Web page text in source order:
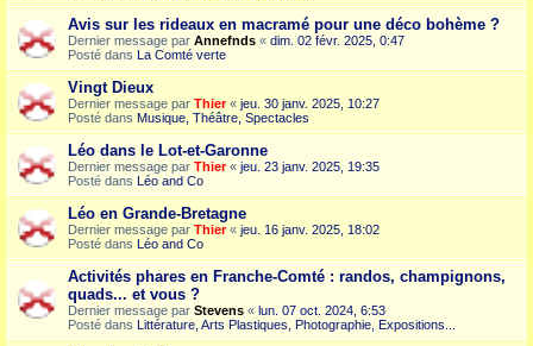
Avis sur les rideaux en macramé pour une déco bohème ?
Dernier message par Annefnds « dim. 02 févr. 2025, 0:47
Posté dans La Comté verte
Vingt Dieux
Dernier message par Thier« jeu. 30 janv. 2025, 10:27
Posté dans Musique, Théâtre, Spectacles
Léo dans le Lot-et-Garonne
Dernier message par Thier« jeu. 23 janv. 2025, 19:35
Posté dans Léo and Co
Léo en Grande-Bretagne
Dernier message par Thier« jeu. 16 janv. 2025, 18:02
Posté dans Léo and Co
Activités phares en Franche-Comté : randos, champignons,
quads... et vous ?
Dernier message par Stevens « lun. 07 oct. 2024, 6:53
Posté dans Littérature, Arts Plastiques, Photographie, Expositions...